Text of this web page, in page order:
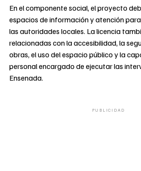
En el componente social, el proyecto
espacios de información y atención
las autoridades locales. La licencia
relacionadas con la accesibilidad, la
obras, el uso del espacio público y la
personal encargado de ejecutar las
Ensenada.
PUBLICIDAD